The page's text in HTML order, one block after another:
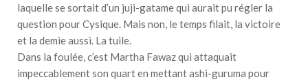
laquelle se sortait d’un juji-gatame qui aurait pu régler la
question pour Cysique. Mais non, le temps filait, la victoire
et la demie aussi. La tuile.
Dans la foulée, c’est Martha Fawaz qui attaquait
impeccablement son quart en mettant ashi-guruma pour